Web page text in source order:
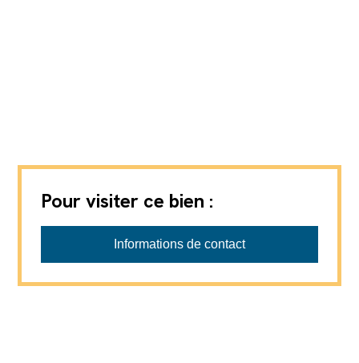
Pour visiter ce bien :
L'AGENCE IMMO
Informations de contact